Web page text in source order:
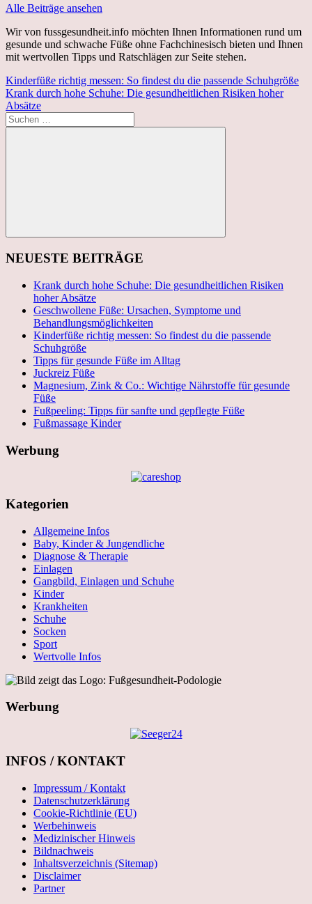
Alle Beiträge ansehen
Wir von fussgesundheit.info möchten Ihnen Informationen rund um
gesunde und schwache Füße ohne Fachchinesisch bieten und Ihnen
mit wertvollen Tipps und Ratschlägen zur Seite stehen.
Beitragsnavigation
Vorheriger
Beitrag:
Kinderfüße richtig messen: So findest du die passende Schuhgröße
Nächster
Beitrag:
Krank durch hohe Schuhe: Die gesundheitlichen Risiken hoher
Absätze
Suchen
nach:
Suchen
NEUESTE BEITRÄGE
Krank durch hohe Schuhe: Die gesundheitlichen Risiken
hoher Absätze
Geschwollene Füße: Ursachen, Symptome und
Behandlungsmöglichkeiten
Kinderfüße richtig messen: So findest du die passende
Schuhgröße
Tipps für gesunde Füße im Alltag
Juckreiz Füße
Magnesium, Zink & Co.: Wichtige Nährstoffe für gesunde
Füße
Fußpeeling: Tipps für sanfte und gepflegte Füße
Fußmassage Kinder
Werbung
Kategorien
Allgemeine Infos
Baby, Kinder & Jungendliche
Diagnose & Therapie
Einlagen
Gangbild, Einlagen und Schuhe
Kinder
Krankheiten
Schuhe
Socken
Sport
Wertvolle Infos
Werbung
INFOS / KONTAKT
Impressum / Kontakt
Datenschutzerklärung
Cookie-Richtlinie (EU)
Werbehinweis
Medizinischer Hinweis
Bildnachweis
Inhaltsverzeichnis (Sitemap)
Disclaimer
Partner